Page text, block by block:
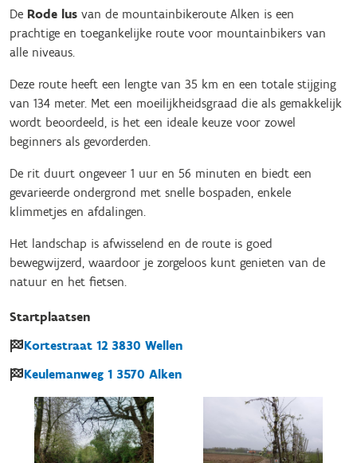
De Rode lus van de mountainbikeroute Alken is een
prachtige en toegankelijke route voor mountainbikers van
alle niveaus.
Deze route heeft een lengte van 35 km en een totale stijging
van 134 meter. Met een moeilijkheidsgraad die als gemakkelijk
wordt beoordeeld, is het een ideale keuze voor zowel
beginners als gevorderden.
De rit duurt ongeveer 1 uur en 56 minuten en biedt een
gevarieerde ondergrond met snelle bospaden, enkele
klimmetjes en afdalingen.
Het landschap is afwisselend en de route is goed
bewegwijzerd, waardoor je zorgeloos kunt genieten van de
natuur en het fietsen.
Startplaatsen
Kortestraat 12 3830 Wellen
Keulemanweg 1 3570 Alken